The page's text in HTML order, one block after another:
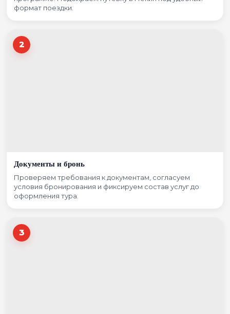
формат поездки.
2
Документы и бронь
Проверяем требования к документам, согласуем
условия бронирования и фиксируем состав услуг до
оформления тура.
3